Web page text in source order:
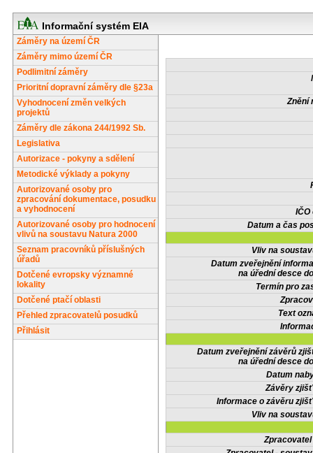
Informační systém EIA
Záměry na území ČR
Záměry mimo území ČR
Podlimitní záměry
Prioritní dopravní záměry dle §23a
Vyhodnocení změn velkých
projektů
Záměry dle zákona 244/1992 Sb.
Legislativa
Autorizace - pokyny a sdělení
Metodické výklady a pokyny
Autorizované osoby pro
zpracování dokumentace, posudku
a vyhodnocení
Autorizované osoby pro hodnocení
vlivů na soustavu Natura 2000
Seznam pracovníků příslušných
úřadů
Dotčené evropsky významné
lokality
Dotčené ptačí oblasti
Přehled zpracovatelů posudků
Přihlásit
Znění
IČO
Datum a čas
Vliv na
Datum zveřejnění
na úřední desce
Termín pro
Text
Datum zveřejnění závěrů
na úřední desce
Datum
Závěry
Informace o závěru
Vliv na